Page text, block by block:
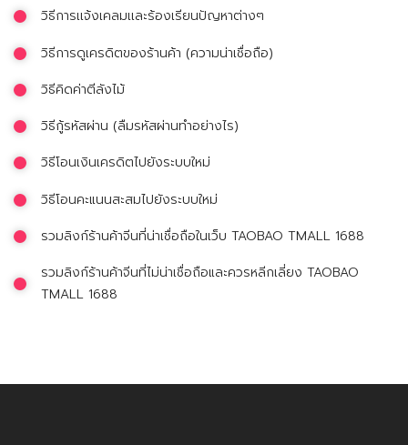
วิธีการเเจ้งเคลมเเละร้องเรียนปัญหาต่างๆ
วิธีการดูเครดิตของร้านค้า (ความน่าเชื่อถือ)
วิธีคิดค่าตีลังไม้
วิธีกู้รหัสผ่าน (ลืมรหัสผ่านทำอย่างไร)
วิธีโอนเงินเครดิตไปยังระบบใหม่
วิธีโอนคะแนนสะสมไปยังระบบใหม่
รวมลิงก์ร้านค้าจีนที่น่าเชื่อถือในเว็บ TAOBAO TMALL 1688
รวมลิงก์ร้านค้าจีนที่ไม่น่าเชื่อถือและควรหลีกเลี่ยง TAOBAO
TMALL 1688